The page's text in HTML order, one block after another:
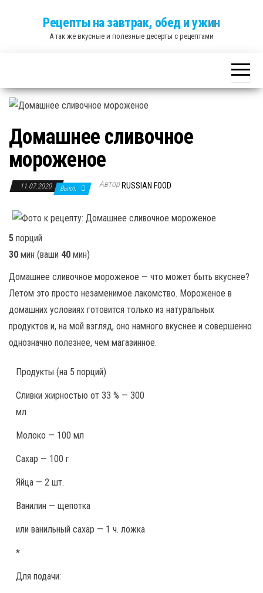
Рецепты на завтрак, обед и ужин
А так же вкусные и полезные десерты с рецептами
Домашнее сливочное
мороженое
11.07.2020 Выкл. Автор RUSSIAN FOOD
5 порций
30 мин (ваши 40 мин)
Домашнее сливочное мороженое — что может быть вкуснее?
Летом это просто незаменимое лакомство. Мороженое в
домашних условиях готовится только из натуральных
продуктов и, на мой взгляд, оно намного вкуснее и совершенно
однозначно полезнее, чем магазинное.
Продукты (на 5 порций)
Сливки жирностью от 33 % — 300
мл
Молоко — 100 мл
Сахар — 100 г
Яйца — 2 шт.
Ванилин — щепотка
или ванильный сахар — 1 ч. ложка
*
Для подачи: